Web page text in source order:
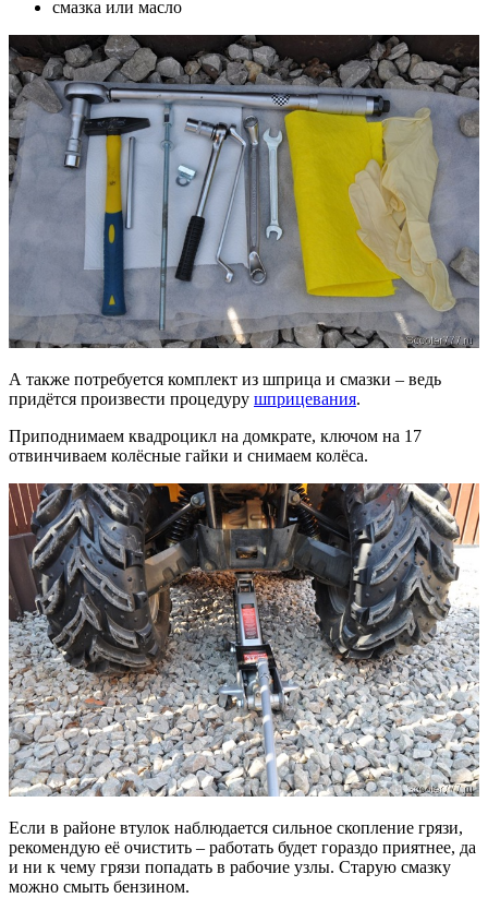
смазка или масло
А также потребуется комплект из шприца и смазки – ведь
придётся произвести процедуру шприцевания.
Приподнимаем квадроцикл на домкрате, ключом на 17
отвинчиваем колёсные гайки и снимаем колёса.
Если в районе втулок наблюдается сильное скопление грязи,
рекомендую её очистить – работать будет гораздо приятнее, да
и ни к чему грязи попадать в рабочие узлы. Старую смазку
можно смыть бензином.